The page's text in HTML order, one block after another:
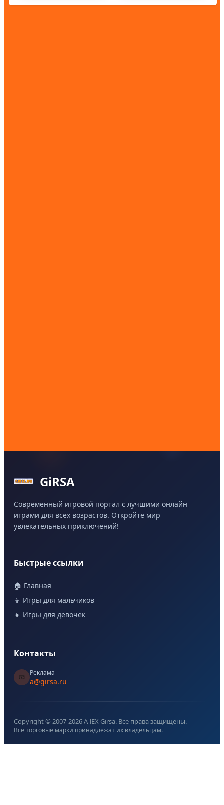
GiRSA
Современный игровой портал с лучшими онлайн
играми для всех возрастов. Откройте мир
увлекательных приключений!
Быстрые ссылки
🏠 Главная
👦 Игры для мальчиков
👧 Игры для девочек
Контакты
📧
Реклама
a@girsa.ru
Copyright © 2007-2026A-lEX Girsa. Все права защищены.
Все торговые марки принадлежат их владельцам.